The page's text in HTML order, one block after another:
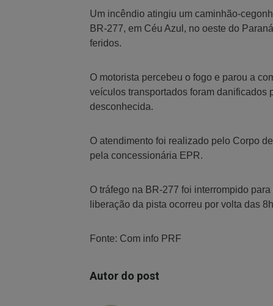
Um incêndio atingiu um caminhão-
BR-277, em Céu Azul, no oeste do
feridos.
O motorista percebeu o fogo e parou a
veículos transportados foram danificados
desconhecida.
O atendimento foi realizado pelo Corpo
pela concessionária EPR.
O tráfego na BR-277 foi interrompido
liberação da pista ocorreu por volta das
Fonte: Com info PRF
Autor do post